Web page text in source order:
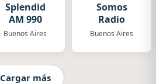
Splendid
AM 990
Buenos Aires
Somos
Radio
Buenos Aires
Cargar más